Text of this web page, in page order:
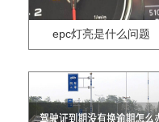
epc灯亮是什么问题